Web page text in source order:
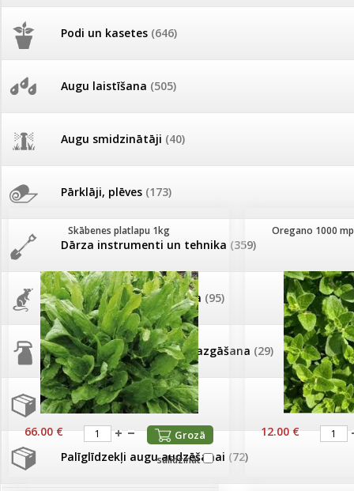
Podi un kasetes (646)
Augu laistīšana (505)
Augu smidzinātāji (40)
Pārklāji, plēves (173)
Dārza instrumenti un tehnika (359)
Deratizācija, dezinsekcija (95)
Dezinfekcija, tīrīšana, mazgāšana (29)
Dažādi(75)
Palīglīdzekļi augu audzēšanai (72)
Darba laiks Līgo svētkos
Ūdens piemērotības noteikšana
Pievienojies braucienam uz
Tomātu sēklu katalogs
Tagad Vitrol GB arī 20kg
iepakojumā!
Tomātu diena 21.augustā
Ievešanas atļaujas 2025
Visas datu drošības lapas (DDL)
vienuviet
Klientu Diena
Augļa svars
Kultūra
Garšaugi
Zaļumi
Skābenes platlapu 1kg
66.00 € Grozā
salīdzināt
Oregano 1000
12.00 €